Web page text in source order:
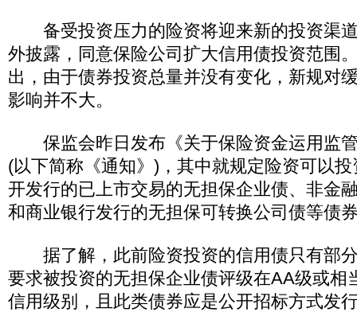
备受投资压力的险资将迎来新的投资渠
外披露，同意保险公司扩大信用债投资范围
出，由于债券投资总量并没有变化，新规对
影响并不大。
保监会昨日发布《关于保险资金运用监
(以下简称《通知》)，其中就规定险资可以
开发行的已上市交易的无担保企业债、非金
和商业银行发行的无担保可转换公司债等债
据了解，此前险资投资的信用债只有部
要求被投资的无担保企业债评级在AA级或相
信用级别，且此类债券应是公开招标方式发